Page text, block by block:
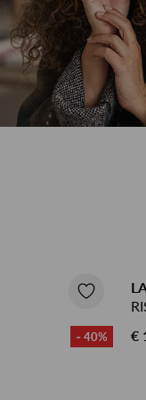
RINSMA Outlet
Qulotte lingerie
Herenkappers de
- 40% €